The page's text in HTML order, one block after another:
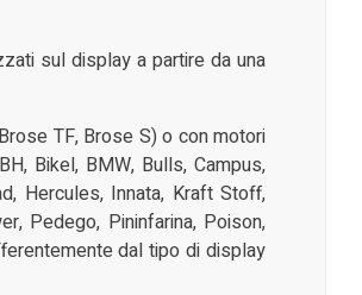
sul display a partire da una
TF, Brose S) o con motori
Bikel, BMW, Bulls, Campus,
Hercules, Innata, Kraft Stoff,
Pedego, Pininfarina, Poison,
dal tipo di display